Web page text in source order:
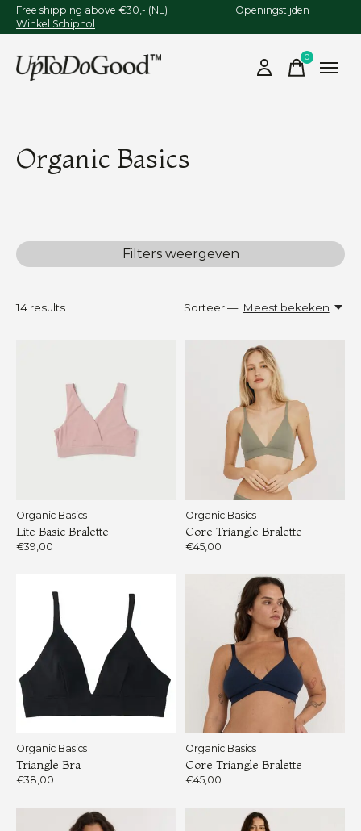
Free shipping above €30,- (NL) Openingstijden
Winkel Schiphol
0items
Organic Basics
Filters weergeven
14 results Sorteer — Meest bekeken
Organic Basics
Lite Basic Bralette
€39,00
Organic Basics
Core Triangle Bralette
€45,00
Organic Basics
Triangle Bra
€38,00
Organic Basics
Core Triangle Bralette
€45,00